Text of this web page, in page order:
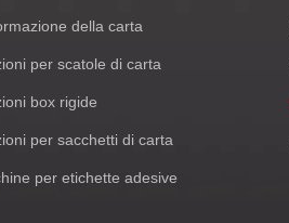
della carta
per scatole di carta
box rigide
per sacchetti di carta
per etichette adesive